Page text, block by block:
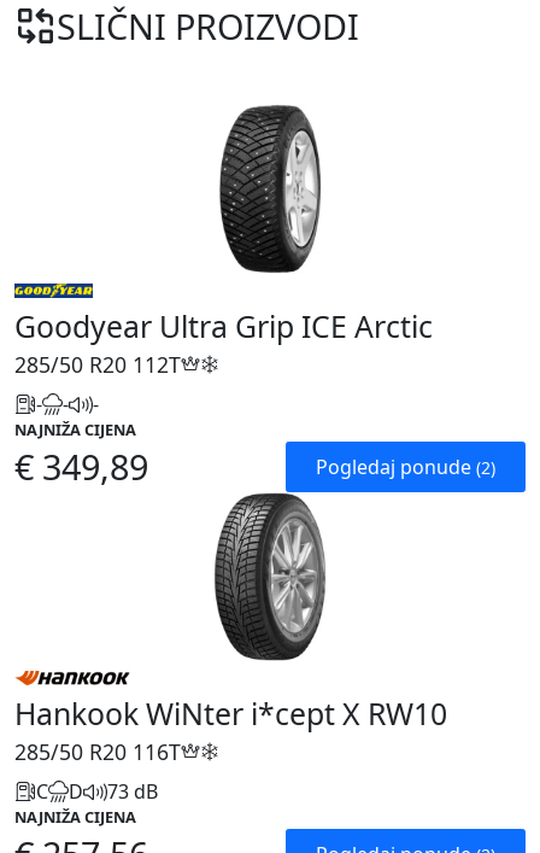
SLIČNI PROIZVODI
Goodyear Ultra Grip ICE Arctic
285/50 R20 112T
- - -
NAJNIŽA CIJENA
€ 349,89 Pogledaj ponude (2)
Hankook WiNter i*cept X RW10
285/50 R20 116T
C D 73 dB
NAJNIŽA CIJENA